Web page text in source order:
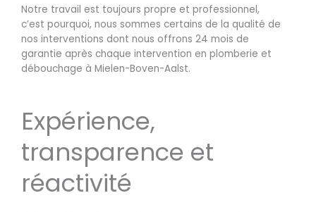
Notre travail est toujours propre et professionnel,
c’est pourquoi, nous sommes certains de la qualité de
nos interventions dont nous offrons 24 mois de
garantie après chaque intervention en plomberie et
débouchage à Mielen-Boven-Aalst.
Expérience,
transparence et
réactivité